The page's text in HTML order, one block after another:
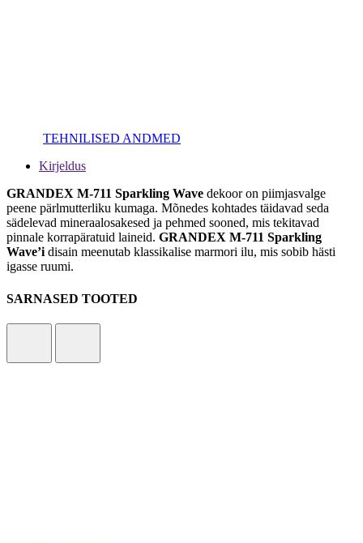
TEHNILISED ANDMED
Kirjeldus
GRANDEX M-711 Sparkling Wave dekoor on piimjasvalge
peene pärlmutterliku kumaga. Mõnedes kohtades täidavad seda
sädelevad mineraalosakesed ja pehmed sooned, mis tekitavad
pinnale korrapäratuid laineid. GRANDEX M-711 Sparkling
Wave’i disain meenutab klassikalise marmori ilu, mis sobib hästi
igasse ruumi.
SARNASED TOOTED